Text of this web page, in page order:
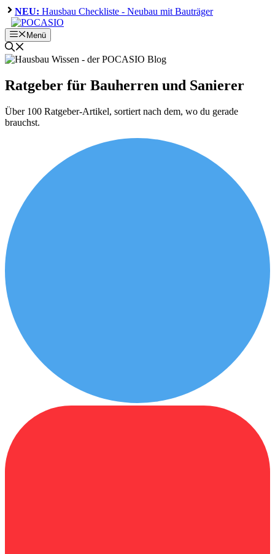
Zum
Inhalt
springen
NEU: Hausbau Checkliste - Neubau mit Bauträger
Menü
Ratgeber für Bauherren und Sanierer
Über 100 Ratgeber-Artikel, sortiert nach dem, wo du gerade
brauchst.